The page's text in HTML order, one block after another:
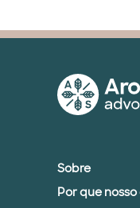
Sobre
Por que